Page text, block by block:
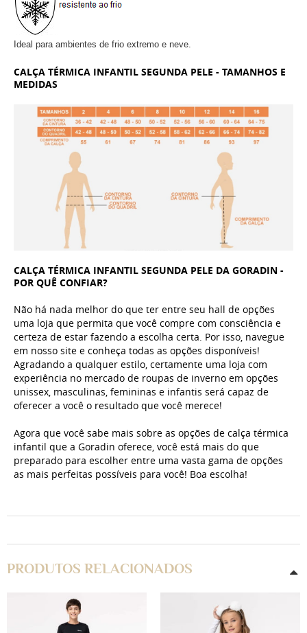
Ideal para ambientes de frio extremo e neve.
CALÇA TÉRMICA INFANTIL SEGUNDA PELE - TAMANHOS E
MEDIDAS
CALÇA TÉRMICA INFANTIL SEGUNDA PELE DA GORADIN -
POR QUÊ CONFIAR?
Não há nada melhor do que ter entre seu hall de opções
uma loja que permita que você compre com consciência e
certeza de estar fazendo a escolha certa. Por isso, navegue
em nosso site e conheça todas as opções disponíveis!
Agradando a qualquer estilo, certamente uma loja com
experiência no mercado de roupas de inverno em opções
unissex, masculinas, femininas e infantis será capaz de
oferecer a você o resultado que você merece!
Agora que você sabe mais sobre as opções de calça térmica
infantil que a Goradin oferece, você está mais do que
preparado para escolher entre uma vasta gama de opções
as mais perfeitas possíveis para você! Boa escolha!
PRODUTOS RELACIONADOS